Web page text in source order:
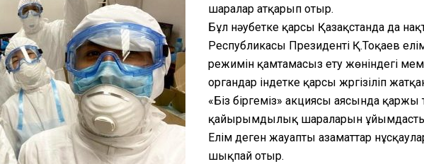
шаралар атқарып отыр.
Бұл нәубетке қарсы Қазақстанда да
Республикасы Президенті Қ.Тоқаев
режимін қамтамасыз ету жөніндегі
органдар індетке қарсы жүргізіліп
«Біз біргеміз» акциясы аясында
қайырымдылық шараларын
Елім деген жауапты азаматтар
шықпай отыр.